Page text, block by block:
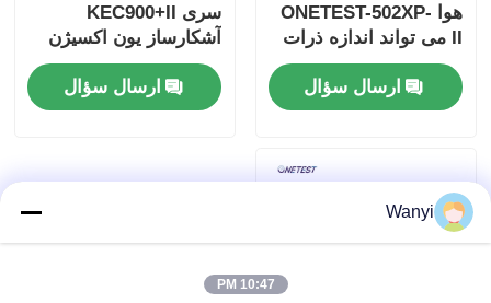
هوا ONETEST-502XP-
II می تواند اندازه ذرات
کوچک را اندازه گیری کند
ارسال سؤال
سری KEC900+II
آشکارساز یون اکسیژن
منفی هوا
ارسال سؤال
Wanyi
10:47 PM